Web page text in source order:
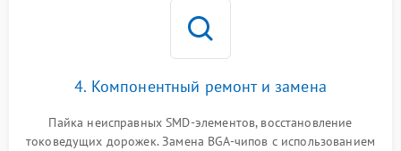
4. Компонентный ремонт и замена
Пайка неисправных SMD-элементов, восстановление
токоведущих дорожек. Замена BGA-чипов с использованием